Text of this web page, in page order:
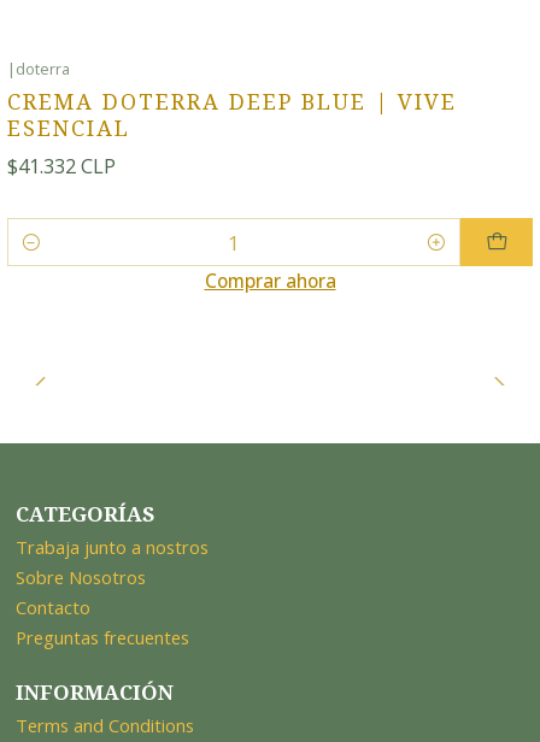
| doterra
CREMA DOTERRA DEEP BLUE | VIVE
ESENCIAL
$41.332 CLP
Cantidad
Comprar ahora
CATEGORÍAS
Trabaja junto a nostros
Sobre Nosotros
Contacto
Preguntas frecuentes
INFORMACIÓN
Terms and Conditions